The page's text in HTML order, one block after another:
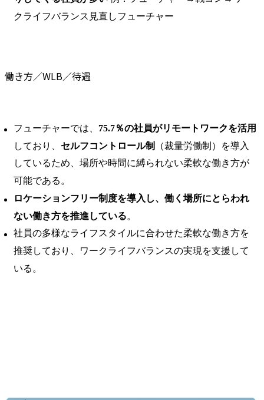
クライフバランス見直しフューチャー
働き方／WLB／待遇
フューチャーでは、 75.7％の社員がリモートワークを活用
しており、 セルフコントロール制
（裁量労働制）を導入
しているため、場所や時間に縛られない柔軟な働き方が
可能である。 ​
ロケーションフリー制度を導入し、働く場所にとらわれ
ない働き方を推進している。 ​
社員の多様なライフスタイルに合わせた柔軟な働き方を
推奨しており、ワークライフバランスの実現を支援して
いる。